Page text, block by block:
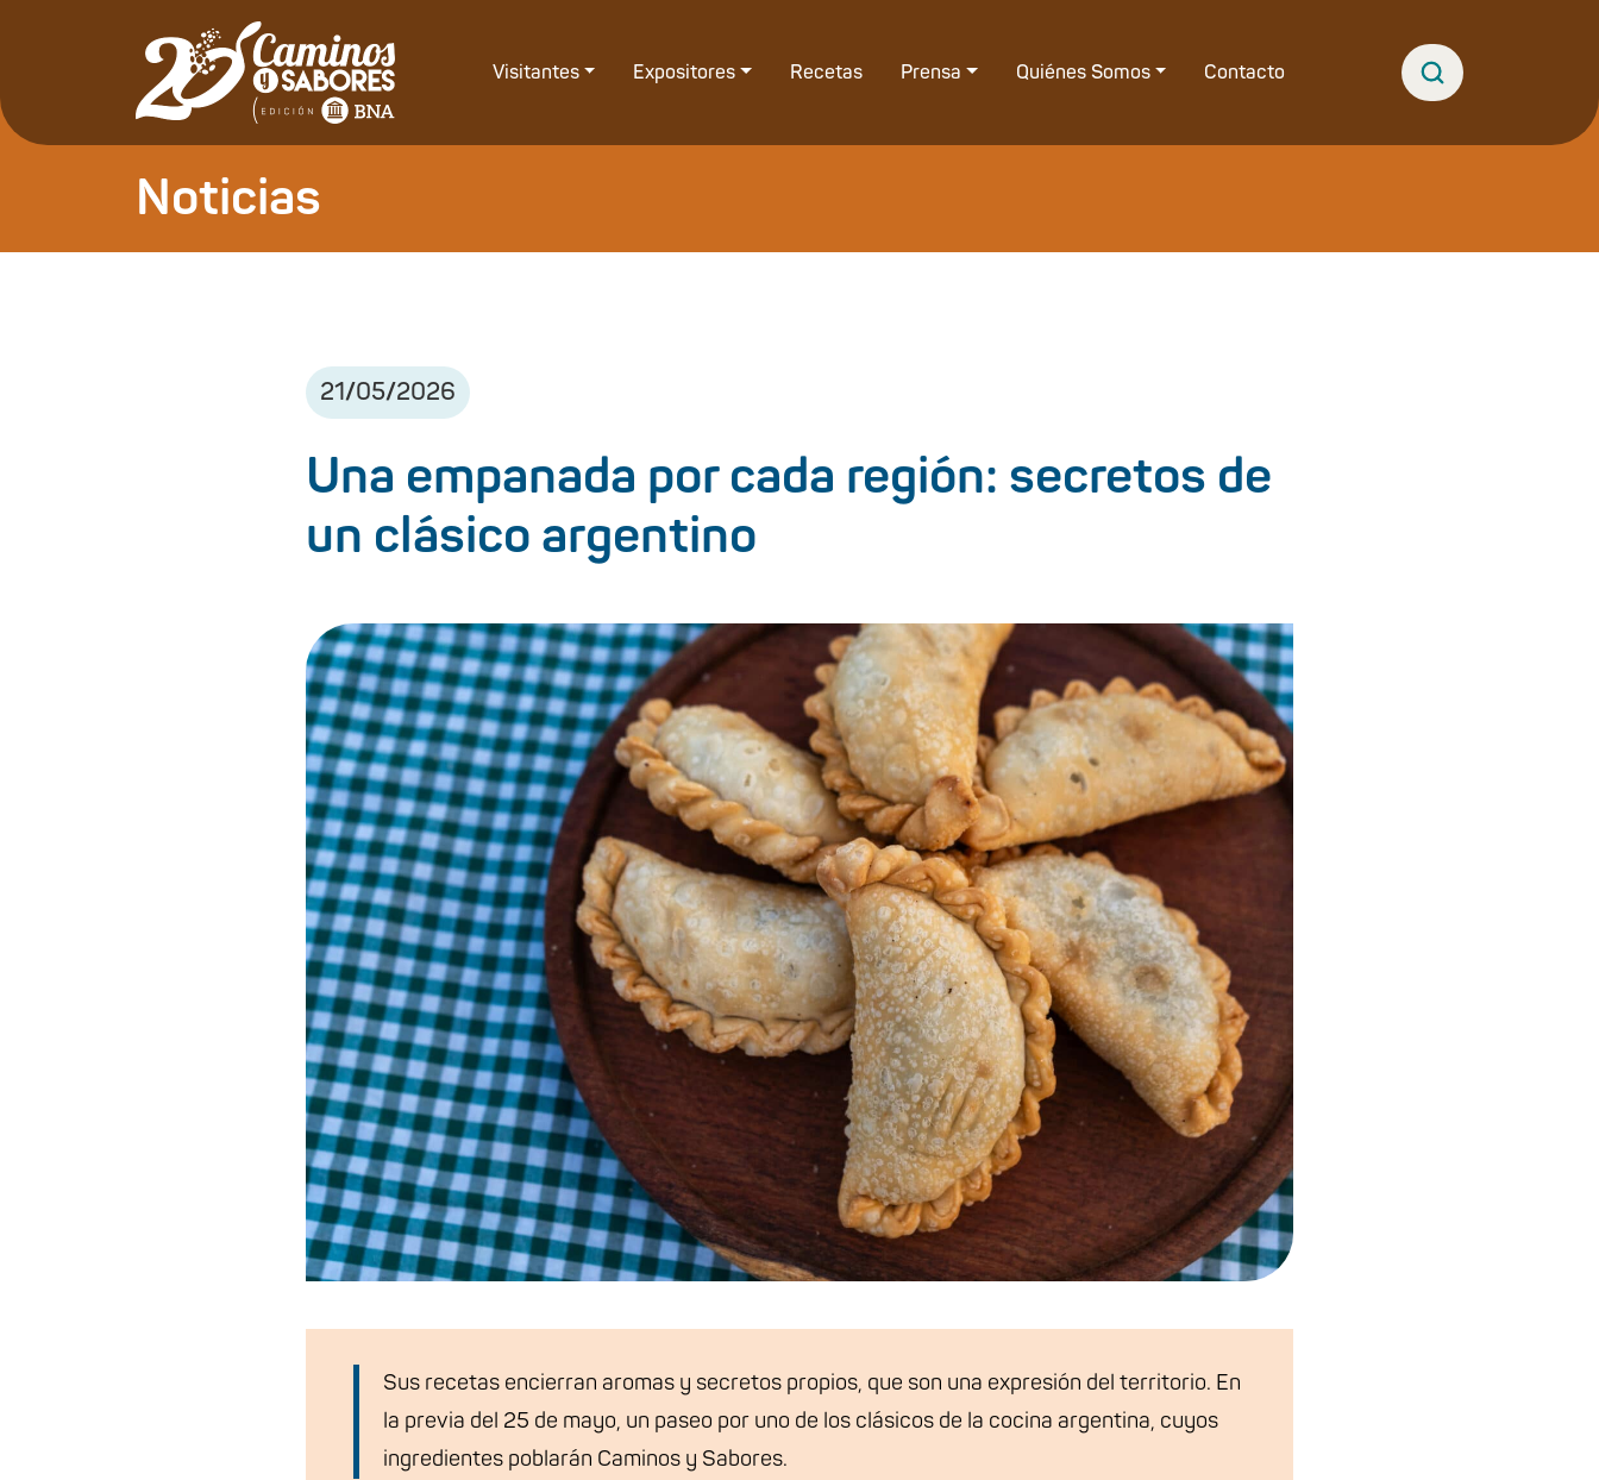
Visitantes Expositores Recetas Prensa Quiénes Somos Contacto
Noticias
21/05/2026
Una empanada por cada región: secretos de
un clásico argentino
Sus recetas encierran aromas y secretos propios, que son una expresión del territorio. En
la previa del 25 de mayo, un paseo por uno de los clásicos de la cocina argentina, cuyos
ingredientes poblarán Caminos y Sabores.